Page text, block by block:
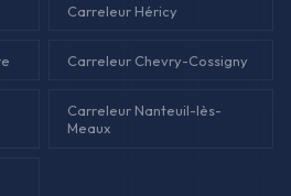
Carreleur Héricy
Carreleur Chevry-Cossigny
Carreleur Nanteuil-lès-
Meaux